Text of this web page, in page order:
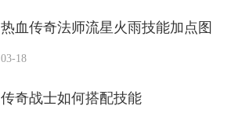
热血传奇法师流星火雨技能加点图
03-18
传奇战士如何搭配技能